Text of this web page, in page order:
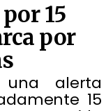
15
por
alerta
15